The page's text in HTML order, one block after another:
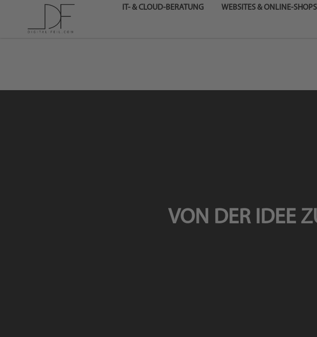
IT- & CLOUD-BERATUNG WEBSITES & ONLINE-SHOPS
VON DER IDEE